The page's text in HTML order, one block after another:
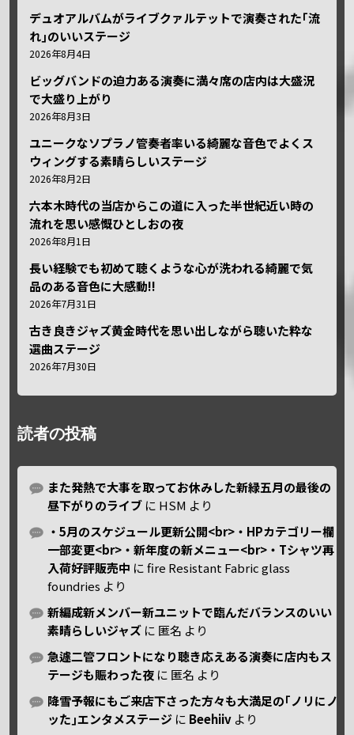
デュオアルバムがライブクァルテットで演奏された｢流
れ｣のいいステージ
2026年8月4日
ビッグバンドの迫力ある演奏に満々席の店内は大盛況
で大盛り上がり
2026年8月3日
ユニークなソプラノ管奏者率いる綺麗な音色でよくス
ウィングする素晴らしいステージ
2026年8月2日
六本木時代の当店からこの道に入った半世紀近い時の
流れを思い感慨ひとしおの夜
2026年8月1日
長い経験でも初めて聴くような心が洗われる綺麗で気
品のある音色に大感動!!
2026年7月31日
古き良きジャズ黄金時代を思い出しながら聴いた粋な
選曲ステージ
2026年7月30日
読者の投稿
また発熱で大事を取ってお休みした新緑五月の最後の
昼下がりのライブ に HSM より
・5月のスケジュール更新公開<br>・HPカテゴリー欄
一部変更<br>・新年度の新メニュー<br>・Tシャツ再
入荷好評販売中 にfire Resistant Fabric glass
foundries より
新編成新メンバー新ユニットで臨んだバランスのいい
素晴らしいジャズ に 匿名 より
急遽二管フロントになり聴き応えある演奏に店内もス
テージも賑わった夜 に 匿名 より
降雪予報にもご来店下さった方々も大満足の｢ノリにノ
ッた｣エンタメステージ に Beehiiv より